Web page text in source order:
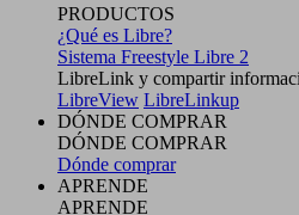
PRODUCTOS
¿Qué es Libre?
Sistema Freestyle Libre 2
LibreLink y compartir
LibreView LibreLinkup
DÓNDE COMPRAR
DÓNDE COMPRAR
Dónde comprar
APRENDE
APRENDE